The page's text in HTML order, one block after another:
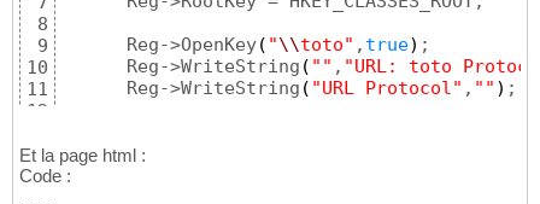
8
9
10
11
12
14
15
      Reg->OpenKey
( "\\toto" , true) ;
      Reg->WriteString
( "" , "URL: toto
      Reg->WriteString
( "URL Protocol" , "" ) ;
      Reg->OpenKey
Et la page html :
Code :